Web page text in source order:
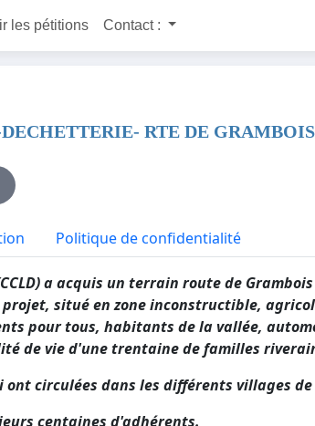
les pétitions Contact :
RTE DE GRAMBOIS
Politique de confidentialité
a acquis un terrain route de
projet, situé en zone inconstructible,
pour tous, habitants de la vallée,
de vie d'une trentaine de familles
circulées dans les différents villages de
centaines d'adhérents.